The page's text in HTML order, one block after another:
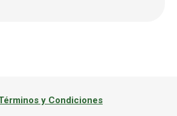
y Condiciones